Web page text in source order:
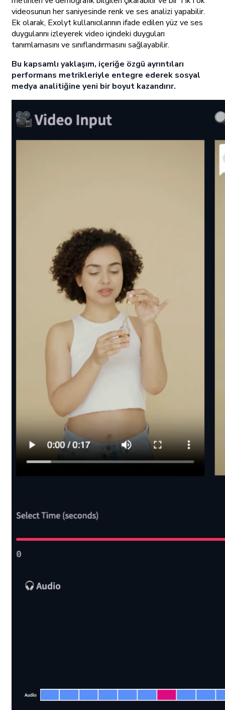
videosunun her saniyesinde renk ve ses analizi yapabilir.
Ek olarak, Exolyt kullanıcılarının ifade edilen yüz ve ses
duygularını izleyerek video içindeki duyguları
tanımlamasını ve sınıflandırmasını sağlayabilir.
Bu kapsamlı yaklaşım, içeriğe özgü ayrıntıları
performans metrikleriyle entegre ederek sosyal
medya analitiğine yeni bir boyut kazandırır.